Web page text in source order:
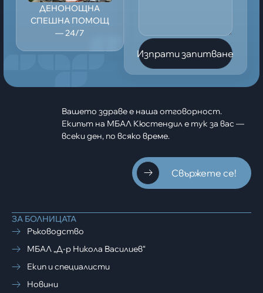
ДЕНОНОЩНА
СПЕШНА ПОМОЩ
— 24/7
Изпрати запитване
Вашето здраве е наша отговорност.
Екипът на МБАЛ Кюстендил е тук за вас —
всеки ден, по всяко време.
Свържете се!
ЗА БОЛНИЦАТА
Ръководство
МБАЛ „Д-р Никола Василиев“
Екип и специалисти
Новини